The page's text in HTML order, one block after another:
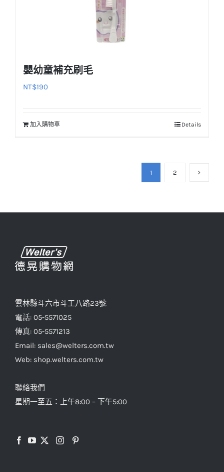
嬰幼童補充刷毛
NT$190
加入購物車 Details
1 2
雲林縣斗六市斗工八路23號
電話: 05-5571025
傳真: 05-5571213
Email: sales@welters.com.tw
Web: shop.welters.com.tw
聯絡我們
星期一至五：上午8:00 – 下午5:00